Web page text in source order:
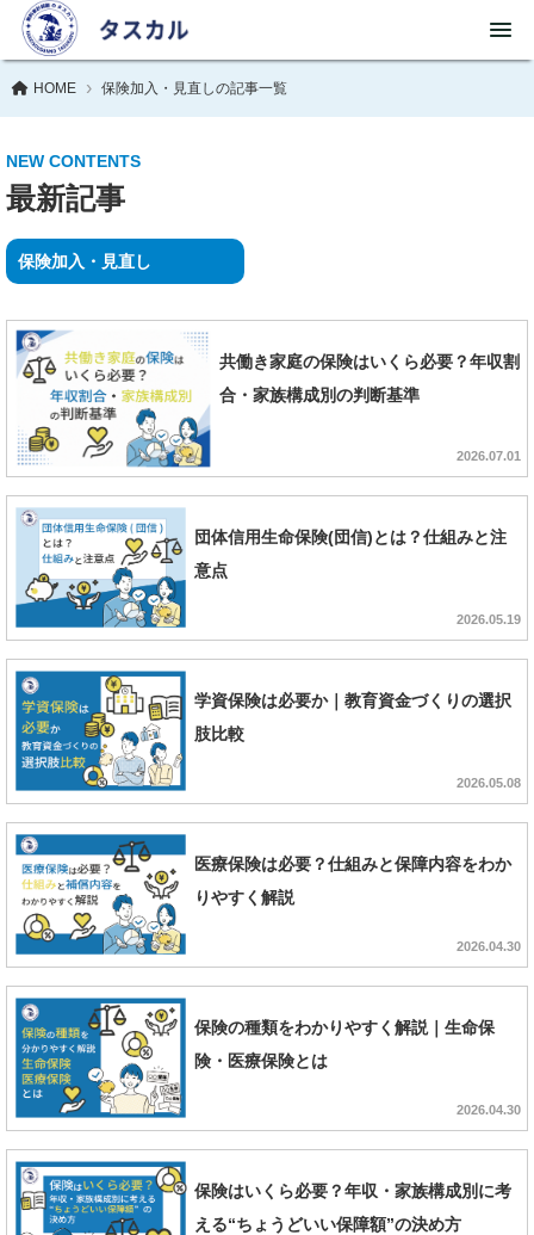
HOME 保険加入・見直しの記事一覧
NEW CONTENTS
最新記事
保険加入・見直し
共働き家庭の保険はいくら必要？年収割
合・家族構成別の判断基準
2026.07.01
団体信用生命保険(団信)とは？仕組みと注
意点
2026.05.19
学資保険は必要か｜教育資金づくりの選択
肢比較
2026.05.08
医療保険は必要？仕組みと保障内容をわか
りやすく解説
2026.04.30
保険の種類をわかりやすく解説｜生命保
険・医療保険とは
2026.04.30
保険はいくら必要？年収・家族構成別に考
える“ちょうどいい保障額”の決め方